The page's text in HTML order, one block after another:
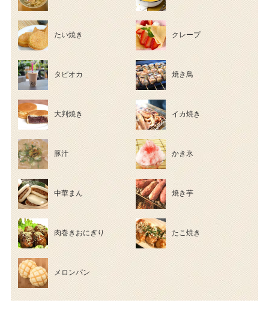
たい焼き クレープ
タピオカ 焼き鳥
大判焼き イカ焼き
豚汁 かき氷
中華まん 焼き芋
肉巻きおにぎり たこ焼き
メロンパン